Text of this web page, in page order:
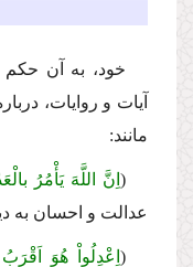
خود، به آن حكم
آیات و روایات،
مانند:
( اِنَّ اللَّهَ یَأْمُرُ
عدالت و احسان به
( اِعْدِلُواْ هُوَ